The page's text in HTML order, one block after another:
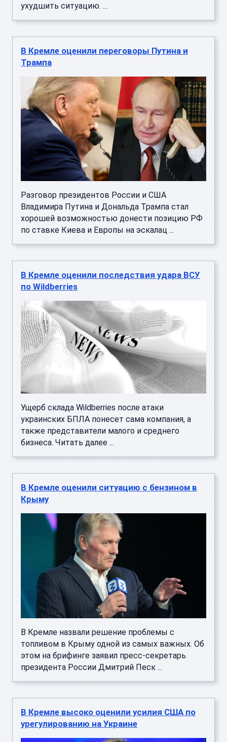
ухудшить ситуацию. ...
В Кремле оценили переговоры Путина и
Трампа
Разговор президентов России и США
Владимира Путина и Дональда Трампа стал
хорошей возможностью донести позицию РФ
по ставке Киева и Европы на эскалац ...
В Кремле оценили последствия удара ВСУ
по Wildberries
Ущерб склада Wildberries после атаки
украинских БПЛА понесет сама компания, а
также представители малого и среднего
бизнеса. Читать далее ...
В Кремле оценили ситуацию с бензином в
Крыму
В Кремле назвали решение проблемы с
топливом в Крыму одной из самых важных. Об
этом на брифинге заявил пресс-секретарь
президента России Дмитрий Песк ...
В Кремле высоко оценили усилия США по
урегулированию на Украине